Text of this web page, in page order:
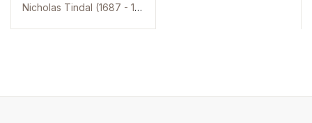
Nicholas Tindal (1687 - 1774)